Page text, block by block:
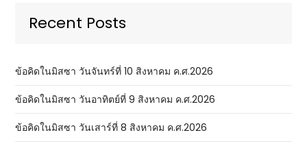
Recent Posts
ข้อคิดในมิสซา วันจันทร์ที่ 10 สิงหาคม ค.ศ.2026
ข้อคิดในมิสซา วันอาทิตย์ที่ 9 สิงหาคม ค.ศ.2026
ข้อคิดในมิสซา วันเสาร์ที่ 8 สิงหาคม ค.ศ.2026